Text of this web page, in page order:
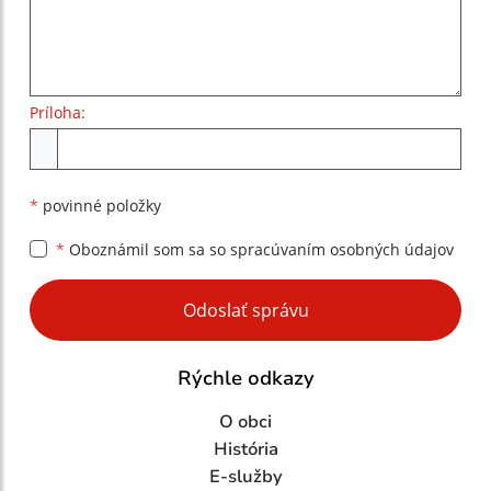
Príloha:
* povinné položky
* Oboznámil som sa so spracúvaním osobných údajov
Google reCaptcha Response
Odoslať správu
Rýchle odkazy
O obci
História
E-služby